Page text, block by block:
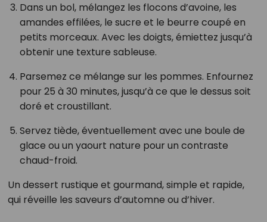
Dans un bol, mélangez les flocons d’avoine, les
amandes effilées, le sucre et le beurre coupé en
petits morceaux. Avec les doigts, émiettez jusqu’à
obtenir une texture sableuse.
Parsemez ce mélange sur les pommes. Enfournez
pour 25 à 30 minutes, jusqu’à ce que le dessus soit
doré et croustillant.
Servez tiède, éventuellement avec une boule de
glace ou un yaourt nature pour un contraste
chaud-froid.
Un dessert rustique et gourmand, simple et rapide,
qui réveille les saveurs d’automne ou d’hiver.